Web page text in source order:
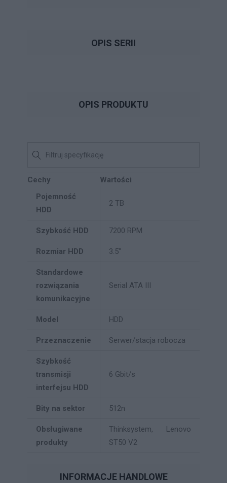
OPIS SERII
OPIS PRODUKTU
Cechy
Wartości
Pojemność
HDD
2 TB
Szybkość HDD 7200 RPM
Rozmiar HDD 3.5"
Standardowe
rozwiązania
komunikacyjne
Serial ATA III
Model HDD
Przeznaczenie Serwer/stacja robocza
Szybkość
transmisji
interfejsu HDD
6 Gbit/s
Bity na sektor 512n
Obsługiwane
produkty
Thinksystem, Lenovo
ST50 V2
INFORMACJE HANDLOWE